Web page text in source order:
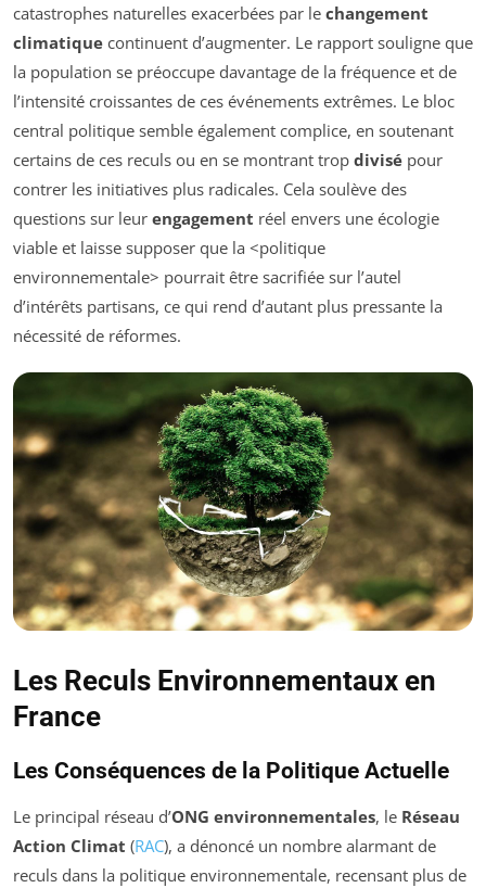
catastrophes naturelles exacerbées par le changement
climatique continuent d’augmenter. Le rapport souligne que
la population se préoccupe davantage de la fréquence et de
l’intensité croissantes de ces événements extrêmes. Le bloc
central politique semble également complice, en soutenant
certains de ces reculs ou en se montrant trop divisé pour
contrer les initiatives plus radicales. Cela soulève des
questions sur leur engagement réel envers une écologie
viable et laisse supposer que la <politique
environnementale> pourrait être sacrifiée sur l’autel
d’intérêts partisans, ce qui rend d’autant plus pressante la
nécessité de réformes.
Les Reculs Environnementaux en
France
Les Conséquences de la Politique Actuelle
Le principal réseau d’ONG environnementales, le Réseau
Action Climat (RAC), a dénoncé un nombre alarmant de
reculs dans la politique environnementale, recensant plus de